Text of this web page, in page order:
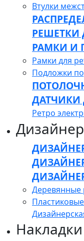
Втулки
РЕШЕТКИ
РАМКИ И
Рамки для
Подложки
Ретро
Деревянные